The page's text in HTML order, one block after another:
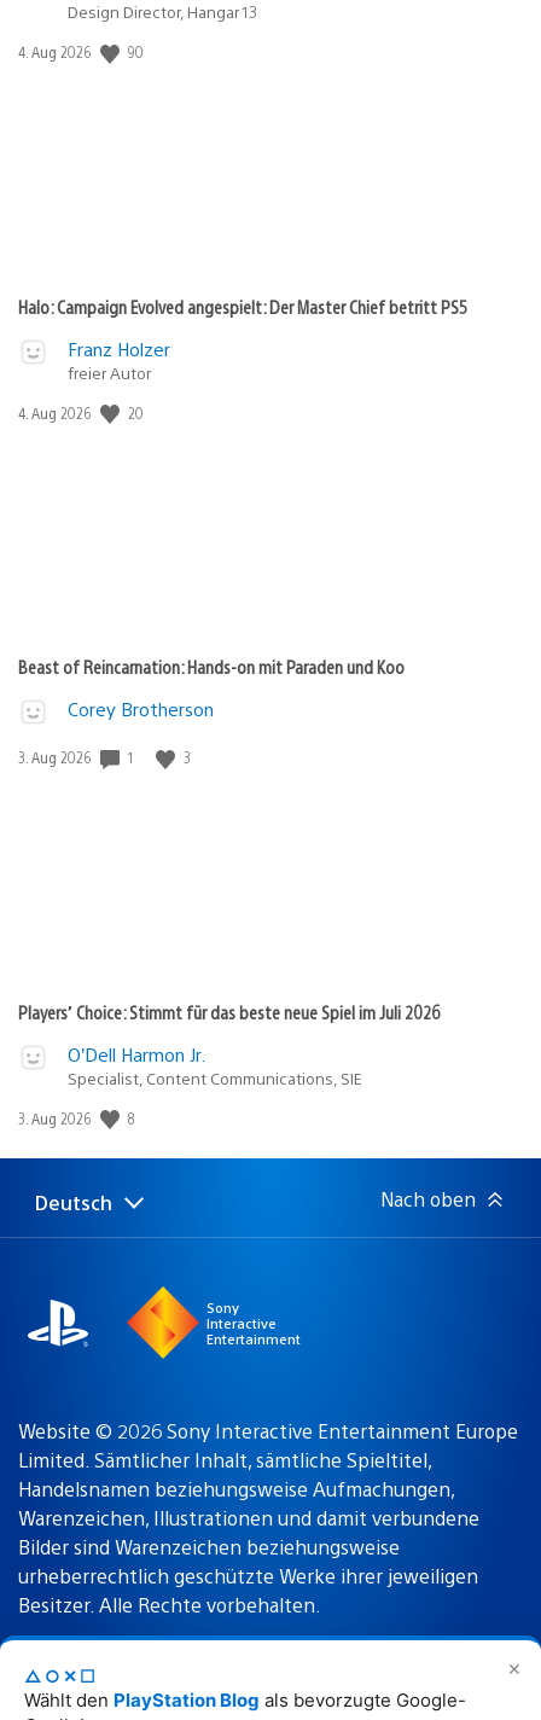
✕
△○✕☐
Wählt den PlayStation Blog als bevorzugte Google-
Design Director, Hangar 13
Veröffentlichungsdatum:
4. Aug 2026 90
Halo: Campaign Evolved angespielt: Der Master Chief betritt PS5
Franz Holzer
freier Autor
Veröffentlichungsdatum:
4. Aug 2026 20
Beast of Reincarnation: Hands-on mit Paraden und Koo
Corey Brotherson
Veröffentlichungsdatum:
3. Aug 2026 1 3
Players’ Choice: Stimmt für das beste neue Spiel im Juli 2026
O’Dell Harmon Jr.
Specialist, Content Communications, SIE
Veröffentlichungsdatum:
3. Aug 2026 8
Select
Aktuelle
Deutsch Nach oben
Sony
Interactive
Entertainment
Website © 2026 Sony Interactive Entertainment Europe
Limited. Sämtlicher Inhalt, sämtliche Spieltitel,
Handelsnamen beziehungsweise Aufmachungen,
Warenzeichen, Illustrationen und damit verbundene
Bilder sind Warenzeichen beziehungsweise
urheberrechtlich geschützte Werke ihrer jeweiligen
Besitzer. Alle Rechte vorbehalten.
Nutzungsbedingungen Datenschutzrichtlinie